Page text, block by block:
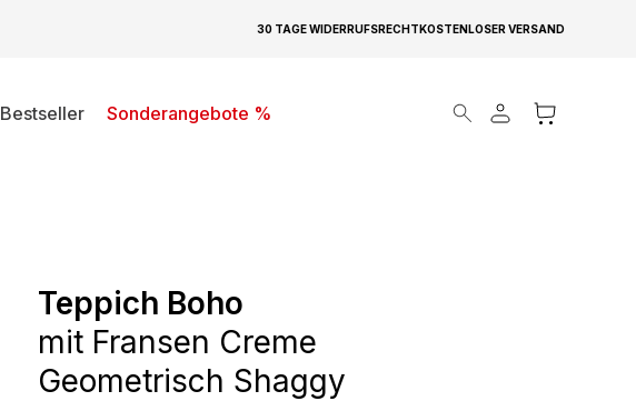
30 TAGE WIDERRUFSRECHTKOSTENLOSER VERSAND
Bestseller Sonderangebote %
Products search
Teppich Boho
mit Fransen Creme
Geometrisch Shaggy